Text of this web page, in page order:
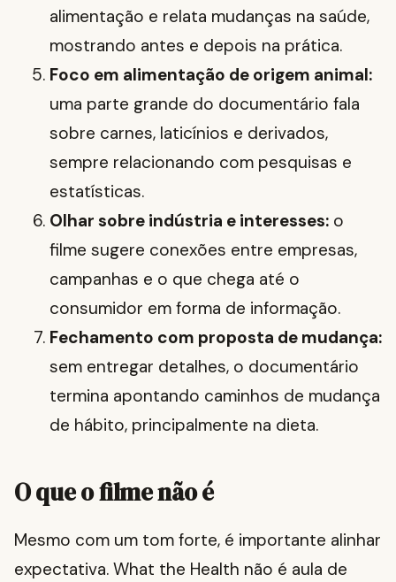
alimentação e relata mudanças na saúde,
mostrando antes e depois na prática.
Foco em alimentação de origem animal:
uma parte grande do documentário fala
sobre carnes, laticínios e derivados,
sempre relacionando com pesquisas e
estatísticas.
Olhar sobre indústria e interesses: o
filme sugere conexões entre empresas,
campanhas e o que chega até o
consumidor em forma de informação.
Fechamento com proposta de mudança:
sem entregar detalhes, o documentário
termina apontando caminhos de mudança
de hábito, principalmente na dieta.
O que o filme não é
Mesmo com um tom forte, é importante alinhar
expectativa. What the Health não é aula de